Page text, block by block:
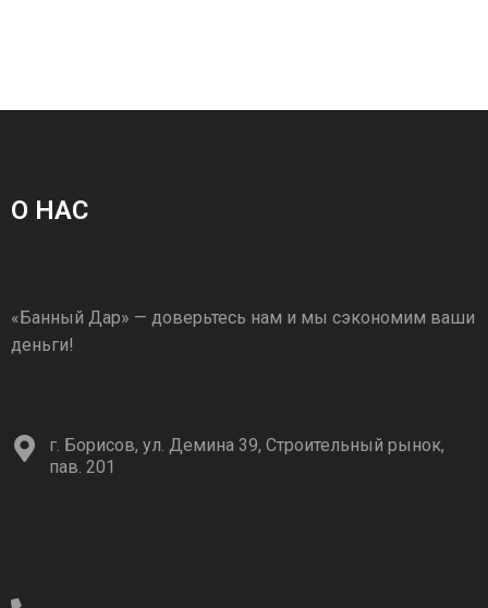
О НАС
«Банный Дар» — доверьтесь нам и мы сэкономим ваши
деньги!
г. Борисов, ул. Демина 39, Строительный рынок,
пав. 201